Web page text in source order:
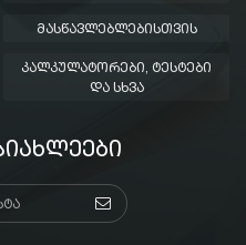
ᲛᲐᲡᲬᲐᲕᲚᲔᲑᲚᲔᲑᲘᲡᲗᲕᲘᲡ
ᲙᲐᲚᲙᲣᲚᲐᲢᲝᲠᲔᲑᲘ, ᲢᲔᲡᲢᲔᲑᲘ
ᲓᲐ ᲡᲮᲕᲐ